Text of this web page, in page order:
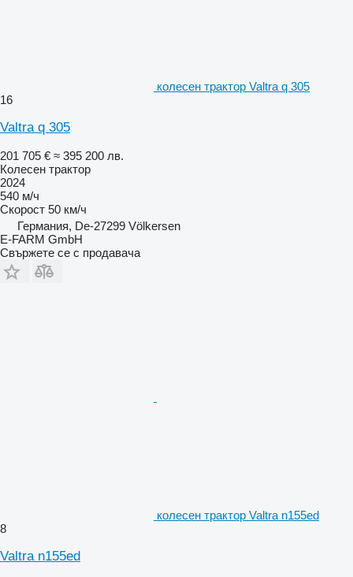
колесен трактор Valtra q 305
16
Valtra q 305
201 705 € ≈ 395 200 лв.
Колесен трактор
2024
540 м/ч
Скорост 50 км/ч
Германия, De-27299 Völkersen
E-FARM GmbH
Свържете се с продавача
колесен трактор Valtra n155ed
8
Valtra n155ed